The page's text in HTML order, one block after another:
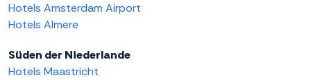
Hotels Amsterdam Airport
Hotels Almere
Süden der Niederlande
Hotels Maastricht